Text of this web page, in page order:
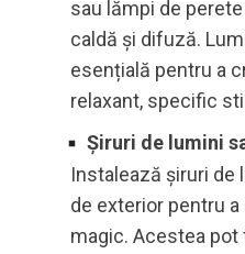
sau lămpi de
caldă și difuză.
esențială pentru a
relaxant, specific
Șiruri de lumini
Instalează șiruri de
de exterior pentru
magic. Acestea pot